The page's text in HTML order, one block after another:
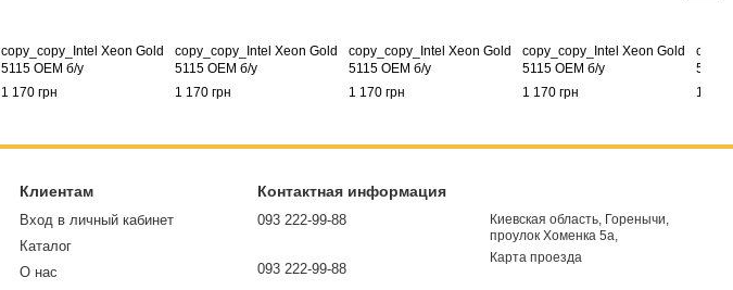
copy_copy_Intel Xeon Gold
5115 OEM б/у
1 170 грн
copy_copy_Intel Xeon Gold
5115 OEM б/у
1 170 грн
copy_copy_Intel Xeon Gold
5115 OEM б/у
1 170 грн
copy_copy_Intel Xeon Gold
5115 OEM б/у
1 170 грн
5115
1 170
Клиентам
Вход в личный кабинет
Каталог
О нас
Контактная информация
093 222-99-88
093 222-99-88
Киевская область, Горенычи,
проулок Хоменка 5а,
Карта проезда